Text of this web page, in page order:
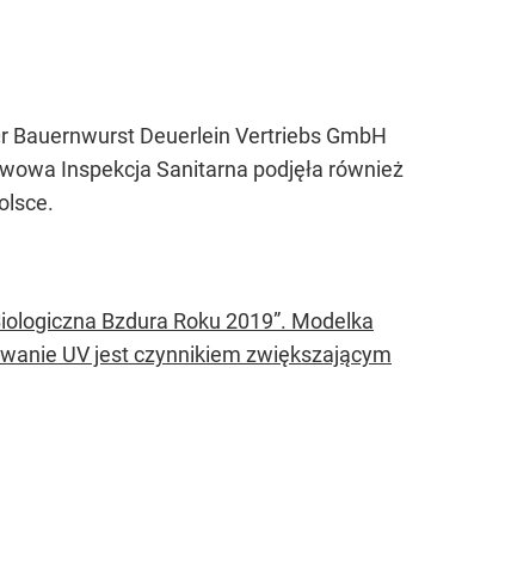
Bauernwurst Deuerlein Vertriebs GmbH
Inspekcja Sanitarna podjęła również
Bzdura Roku 2019”. Modelka
UV jest czynnikiem zwiększającym